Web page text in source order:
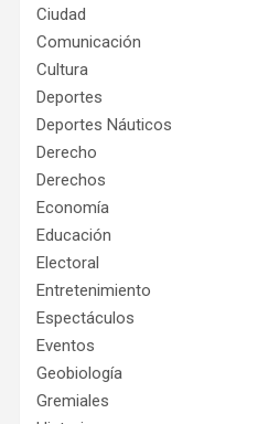
Ciudad
Comunicación
Cultura
Deportes
Deportes Náuticos
Derecho
Derechos
Economía
Educación
Electoral
Entretenimiento
Espectáculos
Eventos
Geobiología
Gremiales